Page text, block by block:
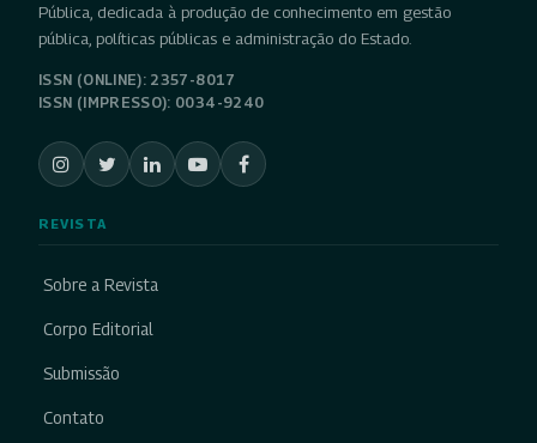
Pública, dedicada à produção de conhecimento em gestão
pública, políticas públicas e administração do Estado.
ISSN (ONLINE): 2357-8017
ISSN (IMPRESSO): 0034-9240
REVISTA
Sobre a Revista
Corpo Editorial
Submissão
Contato